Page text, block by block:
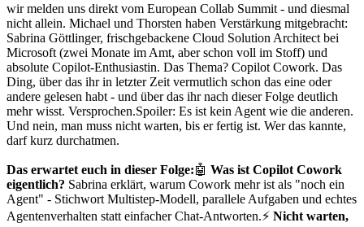
wir melden uns direkt vom European Collab Summit - und diesmal
nicht allein. Michael und Thorsten haben Verstärkung mitgebracht:
Sabrina Göttlinger, frischgebackene Cloud Solution Architect bei
Microsoft (zwei Monate im Amt, aber schon voll im Stoff) und
absolute Copilot-Enthusiastin. Das Thema? Copilot Cowork. Das
Ding, über das ihr in letzter Zeit vermutlich schon das eine oder
andere gelesen habt - und über das ihr nach dieser Folge deutlich
mehr wisst. Versprochen.Spoiler: Es ist kein Agent wie die anderen.
Und nein, man muss nicht warten, bis er fertig ist. Wer das kannte,
darf kurz durchatmen.
Das erwartet euch in dieser Folge:🤖 Was ist Copilot Cowork
eigentlich? Sabrina erklärt, warum Cowork mehr ist als "noch ein
Agent" - Stichwort Multistep-Modell, parallele Aufgaben und echtes
Agentenverhalten statt einfacher Chat-Antworten.⚡ Nicht warten,